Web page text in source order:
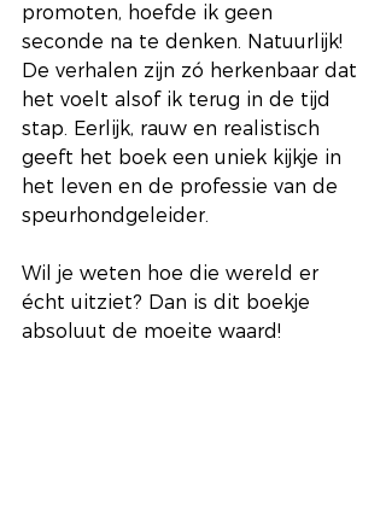
promoten, hoefde ik geen
seconde na te denken. Natuurlijk!
De verhalen zijn zó herkenbaar dat
het voelt alsof ik terug in de tijd
stap. Eerlijk, rauw en realistisch
geeft het boek een uniek kijkje in
het leven en de professie van de
speurhondgeleider.
Wil je weten hoe die wereld er
écht uitziet? Dan is dit boekje
absoluut de moeite waard!